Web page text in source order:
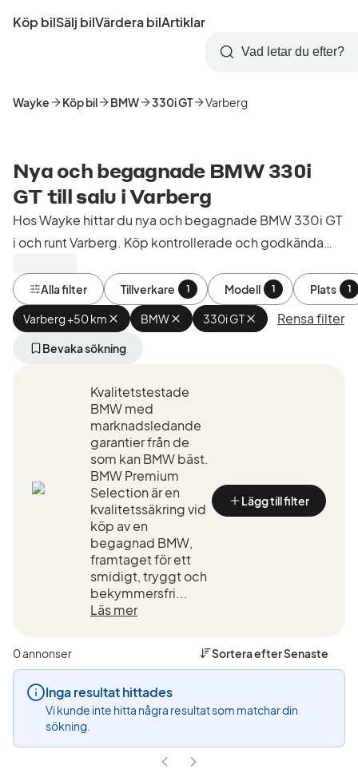
till
Startsida
Köp bilSälj bilVärdera bilArtiklar
Skapa
konto
Logga
in
Sök
Wayke Köp bil BMW 330i GT Varberg
Nya och begagnade BMW 330i
GT till salu i Varberg
Hos Wayke hittar du nya och begagnade BMW 330i GT
i och runt Varberg. Köp kontrollerade och godkända
Alla filter Tillverkare 1 Modell 1 Plats 1
Varberg +50 km Ta
bort
aktivt
+50
km
(Plats)
BMW Ta
bort
(Tillverkare)
330i GT Ta
bort
Rensa filter
Bevaka sökning
Kvalitetstestade
BMW med
marknadsledande
garantier från de
som kan BMW bäst.
BMW Premium
Selection är en
kvalitetssäkring vid
köp av en
begagnad BMW,
framtaget för ett
smidigt, tryggt och
bekymmersfri...
Läs mer
Lägg till filter
0 annonser Sortera efterSenaste
Inga resultat hittades
Vi kunde inte hitta några resultat som matchar din
sökning.